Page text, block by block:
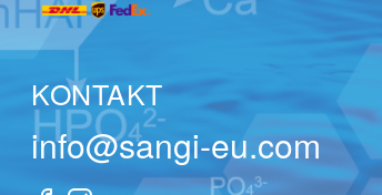
KONTAKT
info@sangi-eu.com